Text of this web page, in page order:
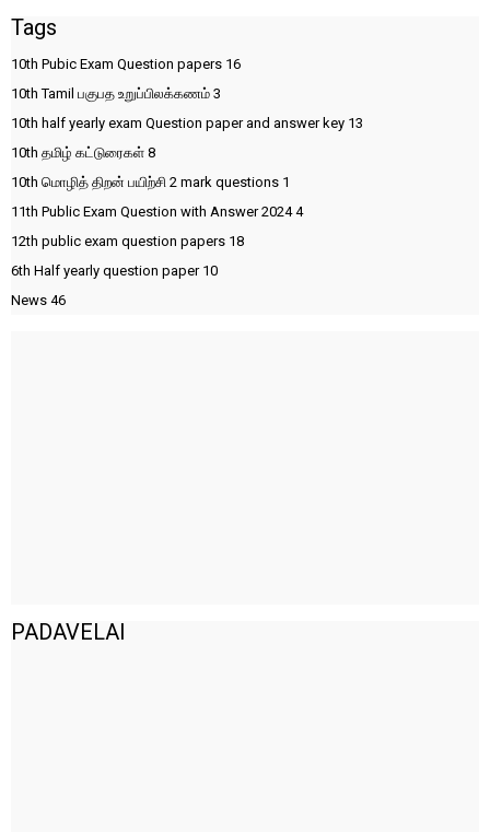
Tags
10th Pubic Exam Question papers 16
10th Tamil பகுபத உறுப்பிலக்கணம் 3
10th half yearly exam Question paper and answer key 13
10th தமிழ் கட்டுரைகள் 8
10th மொழித் திறன் பயிற்சி 2 mark questions 1
11th Public Exam Question with Answer 20244
12th public exam question papers 18
6th Half yearly question paper 10
News 46
PADAVELAI